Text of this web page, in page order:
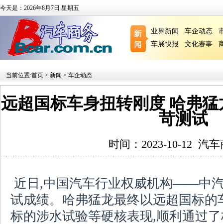
今天是：2026年8月7日 星期五
业界新闻 车企动态
车展快报
文化赛事
当前位置:首页 > 新闻 > 车企动态
远超国标车身扭转刚度 哈弗
苛测试
时间：2023-10-12 汽车
近日,中国汽车行业权威机构——中
试成绩。哈弗猛龙最终以远超国标
标的涉水试验等硬核表现,顺利通过